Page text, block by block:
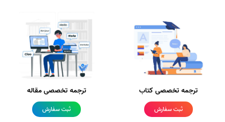
ترجمه تخصصی کتاب
ثبت سفارش
ترجمه تخصصی مقاله
ثبت سفارش